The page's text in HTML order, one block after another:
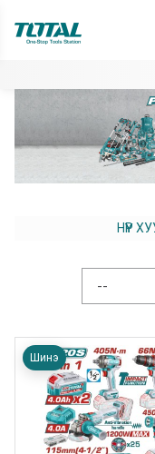
НҮҮР
Шинэ